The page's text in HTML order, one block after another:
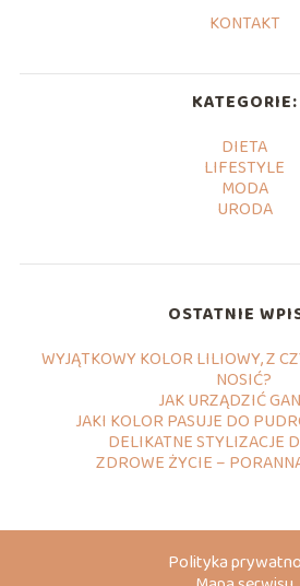
KONTAKT
KATEGORIE:
DIETA
LIFESTYLE
MODA
URODA
OSTATNIE
WYJĄTKOWY KOLOR LILIOWY, Z
NOSIĆ?
JAK URZĄDZIĆ
JAKI KOLOR PASUJE DO
DELIKATNE STYLIZACJE
ZDROWE ŻYCIE –
Polityka